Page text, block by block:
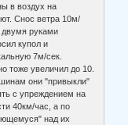
в воздух на
Снос ветра 10м/
двумя руками
купол и
7м/сек.
тоже увеличил до 10.
они "привыкли"
с упреждением на
40км/час, а по
над их